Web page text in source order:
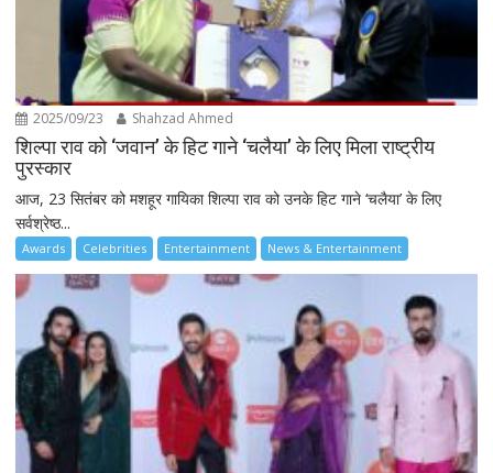
2025/09/23 Shahzad Ahmed
शिल्पा राव को ‘जवान’ के हिट गाने ‘चलैया’ के लिए मिला राष्ट्रीय
पुरस्कार
आज, 23 सितंबर को मशहूर गायिका शिल्पा राव को उनके हिट गाने ‘चलैया’ के लिए
सर्वश्रेष्ठ...
Awards Celebrities Entertainment News & Entertainment